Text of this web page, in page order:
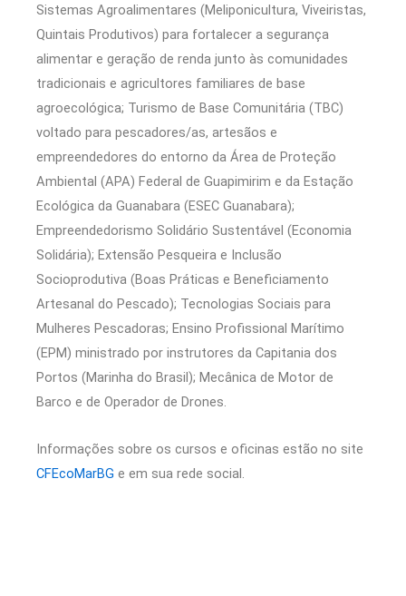
Sistemas Agroalimentares (Meliponicultura, Viveiristas,
Quintais Produtivos) para fortalecer a segurança
alimentar e geração de renda junto às comunidades
tradicionais e agricultores familiares de base
agroecológica; Turismo de Base Comunitária (TBC)
voltado para pescadores/as, artesãos e
empreendedores do entorno da Área de Proteção
Ambiental (APA) Federal de Guapimirim e da Estação
Ecológica da Guanabara (ESEC Guanabara);
Empreendedorismo Solidário Sustentável (Economia
Solidária); Extensão Pesqueira e Inclusão
Socioprodutiva (Boas Práticas e Beneficiamento
Artesanal do Pescado); Tecnologias Sociais para
Mulheres Pescadoras; Ensino Profissional Marítimo
(EPM) ministrado por instrutores da Capitania dos
Portos (Marinha do Brasil); Mecânica de Motor de
Barco e de Operador de Drones.
Informações sobre os cursos e oficinas estão no site
CFEcoMarBG e em sua rede social.